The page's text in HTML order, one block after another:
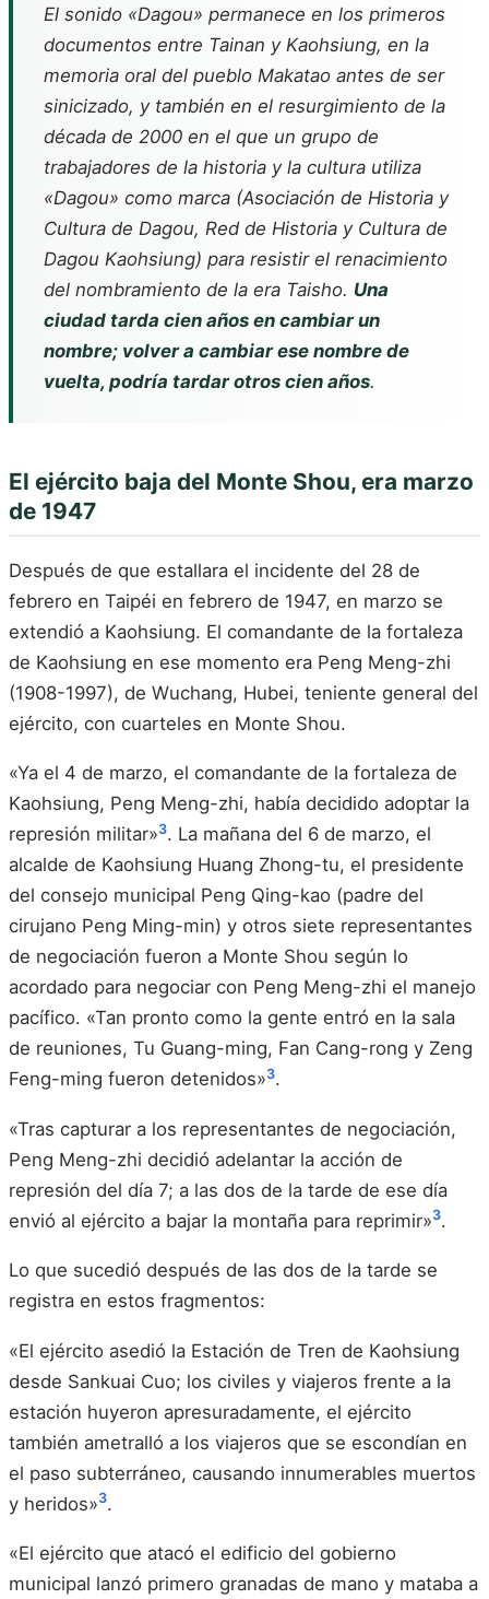
El sonido «Dagou» permanece en los primeros
documentos entre Tainan y Kaohsiung, en la
memoria oral del pueblo Makatao antes de ser
sinicizado, y también en el resurgimiento de la
década de 2000 en el que un grupo de
trabajadores de la historia y la cultura utiliza
«Dagou» como marca (Asociación de Historia y
Cultura de Dagou, Red de Historia y Cultura de
Dagou Kaohsiung) para resistir el renacimiento
del nombramiento de la era Taisho. Una
ciudad tarda cien años en cambiar un
nombre; volver a cambiar ese nombre de
vuelta, podría tardar otros cien años.
El ejército baja del Monte Shou, era marzo
de 1947
Después de que estallara el incidente del 28 de
febrero en Taipéi en febrero de 1947, en marzo se
extendió a Kaohsiung. El comandante de la fortaleza
de Kaohsiung en ese momento era Peng Meng-zhi
(1908-1997), de Wuchang, Hubei, teniente general del
ejército, con cuarteles en Monte Shou.
«Ya el 4 de marzo, el comandante de la fortaleza de
Kaohsiung, Peng Meng-zhi, había decidido adoptar la
represión militar»3. La mañana del 6 de marzo, el
alcalde de Kaohsiung Huang Zhong-tu, el presidente
del consejo municipal Peng Qing-kao (padre del
cirujano Peng Ming-min) y otros siete representantes
de negociación fueron a Monte Shou según lo
acordado para negociar con Peng Meng-zhi el manejo
pacífico. «Tan pronto como la gente entró en la sala
de reuniones, Tu Guang-ming, Fan Cang-rong y Zeng
Feng-ming fueron detenidos»3.
«Tras capturar a los representantes de negociación,
Peng Meng-zhi decidió adelantar la acción de
represión del día 7; a las dos de la tarde de ese día
envió al ejército a bajar la montaña para reprimir»3.
Lo que sucedió después de las dos de la tarde se
registra en estos fragmentos:
«El ejército asedió la Estación de Tren de Kaohsiung
desde Sankuai Cuo; los civiles y viajeros frente a la
estación huyeron apresuradamente, el ejército
también ametralló a los viajeros que se escondían en
el paso subterráneo, causando innumerables muertos
y heridos»3.
«El ejército que atacó el edificio del gobierno
municipal lanzó primero granadas de mano y mataba a